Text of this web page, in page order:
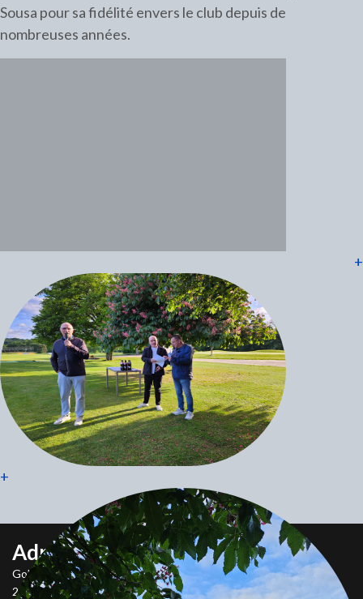
Sousa pour sa fidélité envers le club depuis de
nombreuses années.
+
+
Adresse
Golf de Bourg-en-Bresse
29 Allée Louis Robin